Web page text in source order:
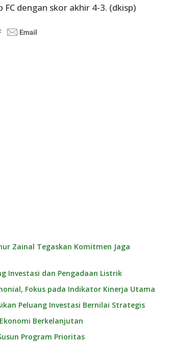
dengan skor akhir 4-3. (dkisp)
Zainal Tegaskan Komitmen Jaga
Investasi dan Pengadaan Listrik
Fokus pada Indikator Kinerja Utama
Peluang Investasi Bernilai Strategis
Berkelanjutan
Program Prioritas